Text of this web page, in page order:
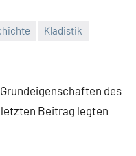
Kladistik
des
Beitrag legten